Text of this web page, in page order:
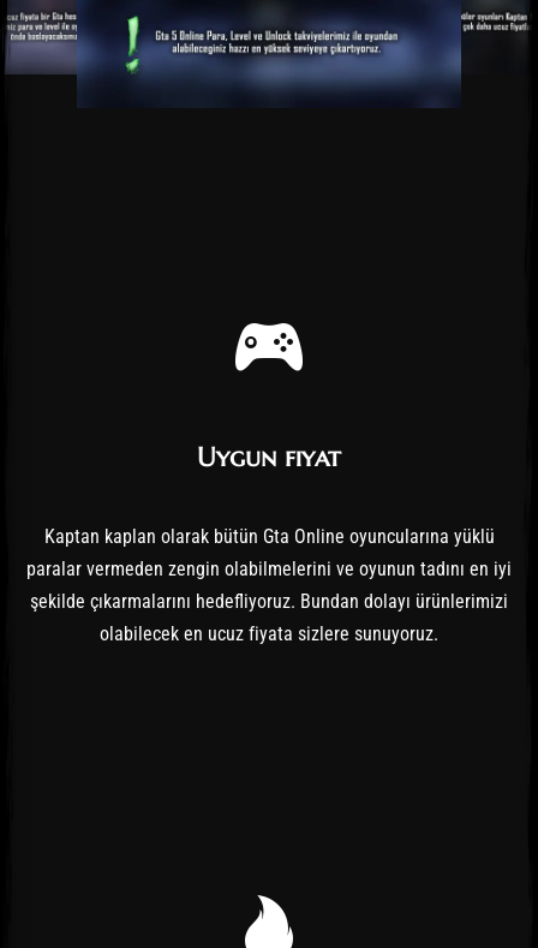
Uygun fiyat
Kaptan kaplan olarak bütün Gta Online oyuncularına yüklü
paralar vermeden zengin olabilmelerini ve oyunun tadını en iyi
şekilde çıkarmalarını hedefliyoruz. Bundan dolayı ürünlerimizi
olabilecek en ucuz fiyata sizlere sunuyoruz.